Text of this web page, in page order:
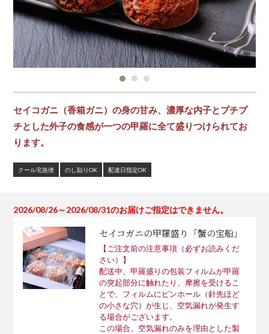
セイコガニ（香箱ガニ）の身の甘み、濃厚な内子とプチプ
チとした外子の食感が一つの甲羅に全て盛りつけられてお
ります。
クール宅急便 のし貼りOK 配達日指定OK
2026/08/26～2026/08/31のお届けご指定はできません。
セイコガニの甲羅盛り「蟹の宝船」
【ご注文前の注意事項（必ずお読みくだ
さい）】
配送中、甲羅盛りの包装フィルムが甲羅
の突起部分に触れたり、摩擦を受けるこ
とで、フィルムにピンホール（針先ほど
の小さな穴）が生じ、空気漏れが発生す
る場合がございます。
この場合、空気漏れのみを理由とした製